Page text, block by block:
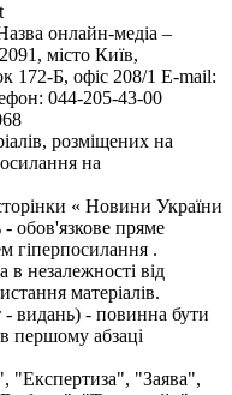
онлайн-медіа –
місто Київ,
Б, офіс 208/1 E-mail:
044-205-43-00
розміщених на
на
« Новини України
- обов'язкове пряме
гіперпосилання .
незалежності від
матеріалів.
- видань) - повинна бути
першому абзаці
"Експертиза", "Заява",